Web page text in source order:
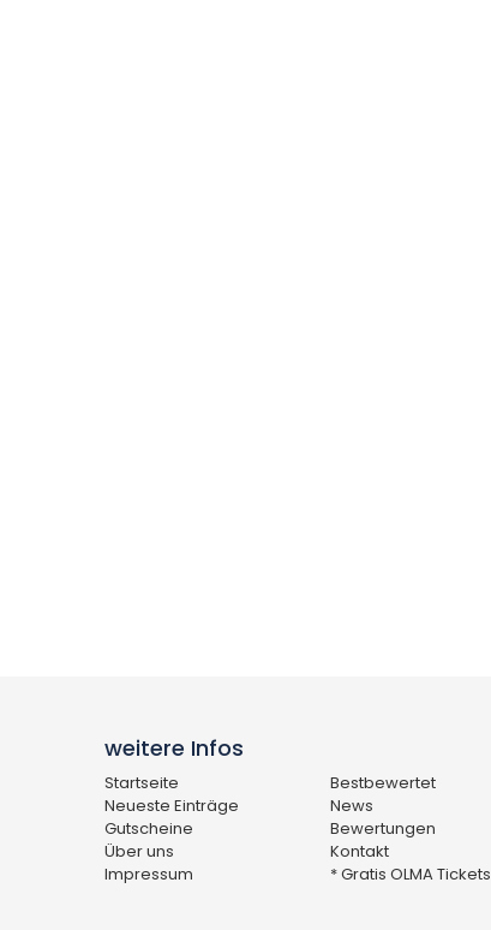
weitere Infos
Startseite
Bestbewertet
Neueste Einträge
News
Gutscheine
Bewertungen
Über uns
Kontakt
Impressum
* Gratis OLMA Tickets